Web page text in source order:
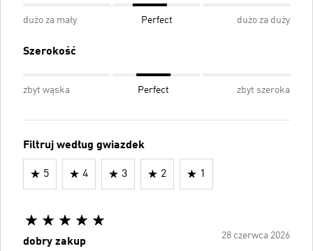
dużo za mały Perfect dużo za duży
Szerokość
zbyt wąska Perfect zbyt szeroka
Filtruj według gwiazdek
5 4 3 2 1
28 czerwca 2026
dobry zakup